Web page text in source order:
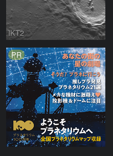
IKT2
PR